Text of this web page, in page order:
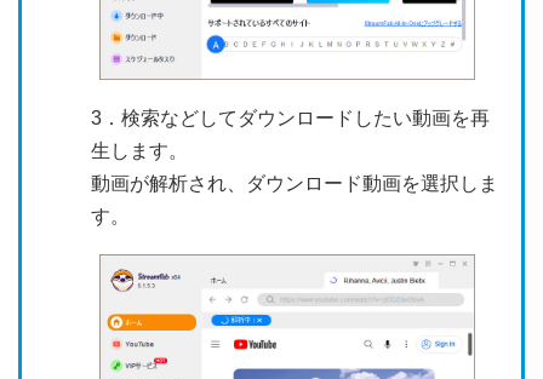
3．検索などしてダウンロードしたい動画を再
生します。
動画が解析され、ダウンロード動画を選択しま
す。